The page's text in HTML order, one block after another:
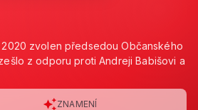
zvolen předsedou Občanského
z odporu proti Andreji Babišovi a
ZNAMENÍ